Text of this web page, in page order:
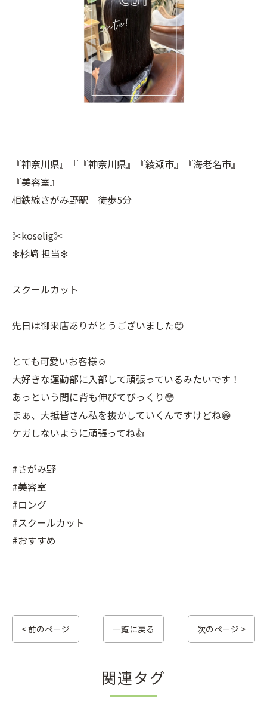
『神奈川県』『『神奈川県』『綾瀬市』『海老名市』
『美容室』
相鉄線さがみ野駅 徒歩5分
✂︎koselig✂︎
❇︎杉﨑 担当❇︎
スクールカット
先日は御来店ありがとうございました😊
とても可愛いお客様☺️
大好きな運動部に入部して頑張っているみたいです！
あっという間に背も伸びてびっくり😳
まぁ、大抵皆さん私を抜かしていくんですけどね😁
ケガしないように頑張ってね👍
#さがみ野
#美容室
#ロング
#スクールカット
#おすすめ
< 前のページ 一覧に戻る 次のページ >
関連タグ